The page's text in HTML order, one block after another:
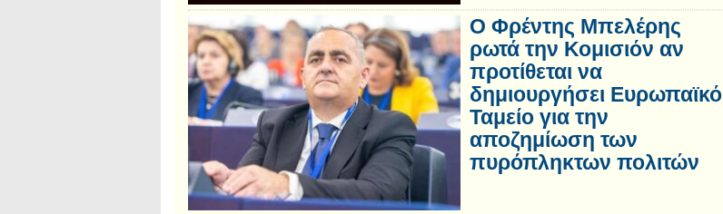
Ο Φρέντης Μπελέρης
ρωτά την Κομισιόν αν
προτίθεται να
δημιουργήσει Ευρωπαϊκό
Ταμείο για την
αποζημίωση των
πυρόπληκτων πολιτών